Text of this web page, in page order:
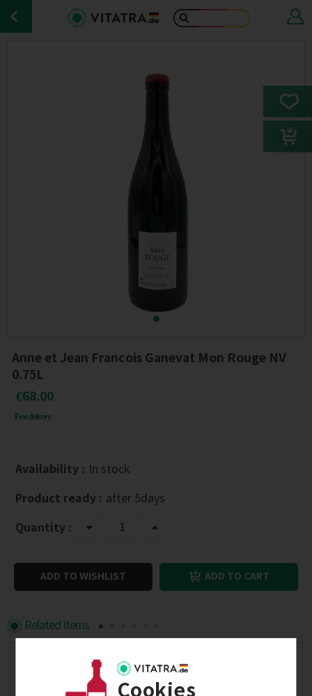
Cookies
Anne et Jean Francois Ganevat Mon Rouge NV
0.75L
€68.00
Free delivery
Availability : In stock
Product ready : after 5days
Quantity :
ADD TO WISHLIST ADD TO CART
Related Items